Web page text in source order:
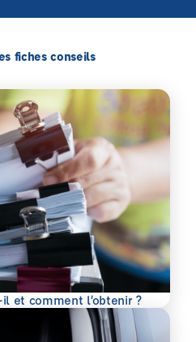
fiches conseils
et comment l’obtenir ?